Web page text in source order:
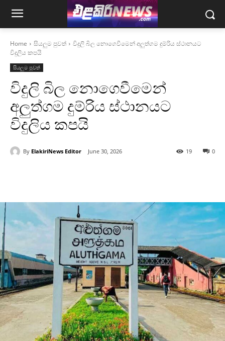
Home සියලුම පුවත්
විදුලි බිල නොගෙවීමෙන් අලුත්ගම දුම්රිය ස්ථානයට
විදුලිය කපයි
සියලුම පුවත්
විදුලි බිල නොගෙවීමෙන්
අලුත්ගම දුම්රිය ස්ථානයට
විදුලිය කපයි
By ElakiriNews Editor June 30, 2026 0
19